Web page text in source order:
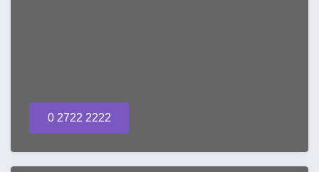
0 2722 2222